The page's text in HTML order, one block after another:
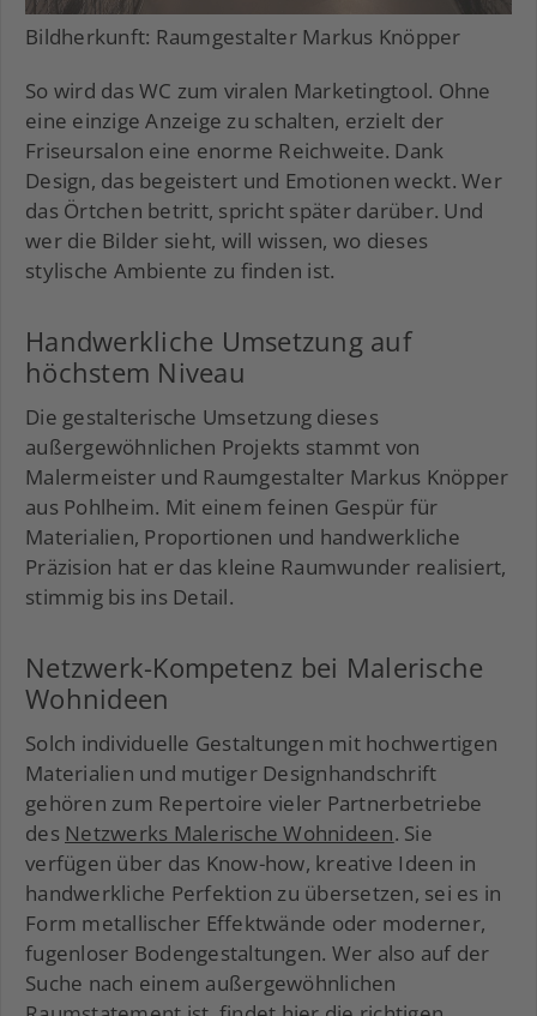
Bildherkunft: Raumgestalter Markus Knöpper
So wird das WC zum viralen Marketingtool. Ohne
eine einzige Anzeige zu schalten, erzielt der
Friseursalon eine enorme Reichweite. Dank
Design, das begeistert und Emotionen weckt. Wer
das Örtchen betritt, spricht später darüber. Und
wer die Bilder sieht, will wissen, wo dieses
stylische Ambiente zu finden ist.
Handwerkliche Umsetzung auf
höchstem Niveau
Die gestalterische Umsetzung dieses
außergewöhnlichen Projekts stammt von
Malermeister und Raumgestalter Markus Knöpper
aus Pohlheim. Mit einem feinen Gespür für
Materialien, Proportionen und handwerkliche
Präzision hat er das kleine Raumwunder realisiert,
stimmig bis ins Detail.
Netzwerk-Kompetenz bei Malerische
Wohnideen
Solch individuelle Gestaltungen mit hochwertigen
Materialien und mutiger Designhandschrift
gehören zum Repertoire vieler Partnerbetriebe
des Netzwerks Malerische Wohnideen. Sie
verfügen über das Know-how, kreative Ideen in
handwerkliche Perfektion zu übersetzen, sei es in
Form metallischer Effektwände oder moderner,
fugenloser Bodengestaltungen. Wer also auf der
Suche nach einem außergewöhnlichen